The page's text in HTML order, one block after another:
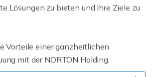
Lösungen zu bieten und Ihre Ziele zu
Vorteile einer ganzheitlichen
mit der NORTON Holding.